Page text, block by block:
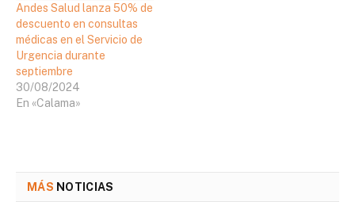
Andes Salud lanza 50% de
descuento en consultas
médicas en el Servicio de
Urgencia durante
septiembre
30/08/2024
En «Calama»
MÁS NOTICIAS